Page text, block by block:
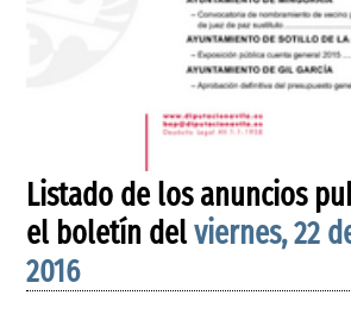
Listado de los anuncios
el boletín delviernes, 22
2016